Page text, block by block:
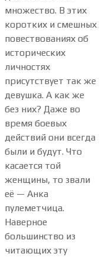
множество. В этих
коротких и смешных
повествованиях об
исторических
личностях
присутствует так же
девушка. А как же
без них? Даже во
время боевых
действий они всегда
были и будут. Что
касается той
женщины, то звали
её — Анка
пулеметчица.
Наверное
большинство из
читающих эту